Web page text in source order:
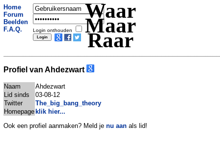
Home
Forum
Beelden
F.A.Q.
Login onthouden
Waar
Maar
Raar
Profiel van Ahdezwart
Naam
Ahdezwart
Lid sinds
03-08-12
Twitter
The_big_bang_theory
Homepageklik hier...
Ook een profiel aanmaken? Meld je nu aan als lid!